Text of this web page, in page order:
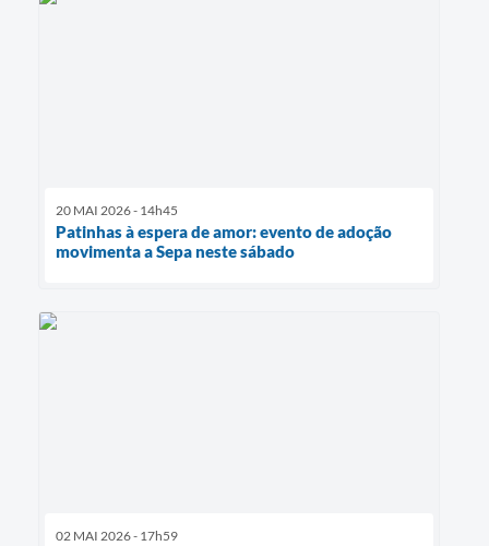
20 MAI 2026 - 14h45
Patinhas à espera de amor: evento de adoção
movimenta a Sepa neste sábado
02 MAI 2026 - 17h59